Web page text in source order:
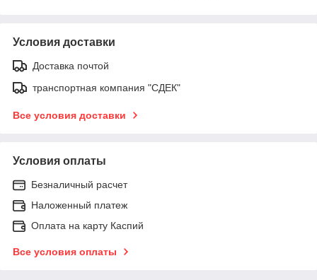
Условия доставки
Доставка почтой
транспортная компания "СДЕК"
Все условия доставки
Условия оплаты
Безналичный расчет
Наложенный платеж
Оплата на карту Каспий
Все условия оплаты